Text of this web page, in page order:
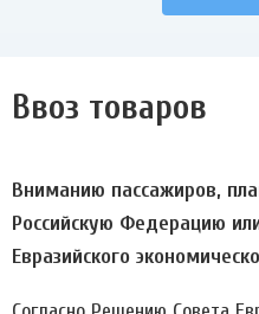
Ввоз товаров
Вниманию пассажиров,
Российскую Федерацию
Евразийского